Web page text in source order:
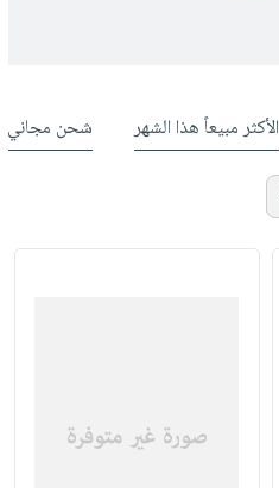
الأكثر مبيعاً هذا الشهر شحن مجاني